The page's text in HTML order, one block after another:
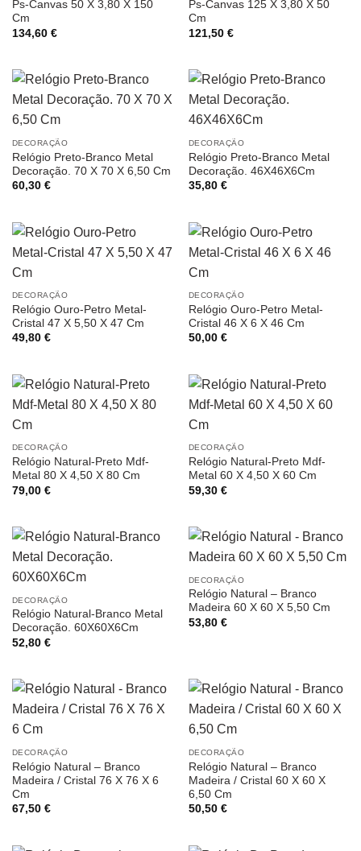
Ps-Canvas 50 X 3,80 X 150
Cm
134,60 €
Ps-Canvas 125 X 3,80 X 50
Cm
121,50 €
DECORAÇÃO
Relógio Preto-Branco Metal
Decoração. 70 X 70 X 6,50 Cm
60,30 €
DECORAÇÃO
Relógio Preto-Branco Metal
Decoração. 46X46X6Cm
35,80 €
DECORAÇÃO
Relógio Ouro-Petro Metal-
Cristal 47 X 5,50 X 47 Cm
49,80 €
DECORAÇÃO
Relógio Ouro-Petro Metal-
Cristal 46 X 6 X 46 Cm
50,00 €
DECORAÇÃO
Relógio Natural-Preto Mdf-
Metal 80 X 4,50 X 80 Cm
79,00 €
DECORAÇÃO
Relógio Natural-Preto Mdf-
Metal 60 X 4,50 X 60 Cm
59,30 €
DECORAÇÃO
Relógio Natural-Branco Metal
Decoração. 60X60X6Cm
52,80 €
DECORAÇÃO
Relógio Natural – Branco
Madeira 60 X 60 X 5,50 Cm
53,80 €
DECORAÇÃO
Relógio Natural – Branco
Madeira / Cristal 76 X 76 X 6
Cm
67,50 €
DECORAÇÃO
Relógio Natural – Branco
Madeira / Cristal 60 X 60 X
6,50 Cm
50,50 €